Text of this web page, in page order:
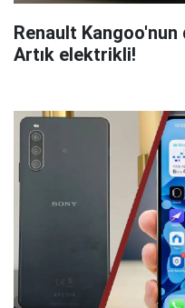
Renault
Artık elektrikli!